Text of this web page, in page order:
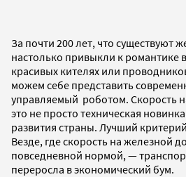
За почти 200 лет, что существуют
настолько привыкли к романтике
красивых кителях или
можем себе представить
управляемый роботом. Скорость
это не просто техническая
развития страны. Лучший
Везде, где скорость на железной
повседневной нормой, —
переросла в экономический бум.